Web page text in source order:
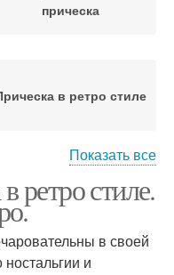
прическа
в ретро стиле
в ретро-стиле
Показать все
ретро стиле.
в своей
и